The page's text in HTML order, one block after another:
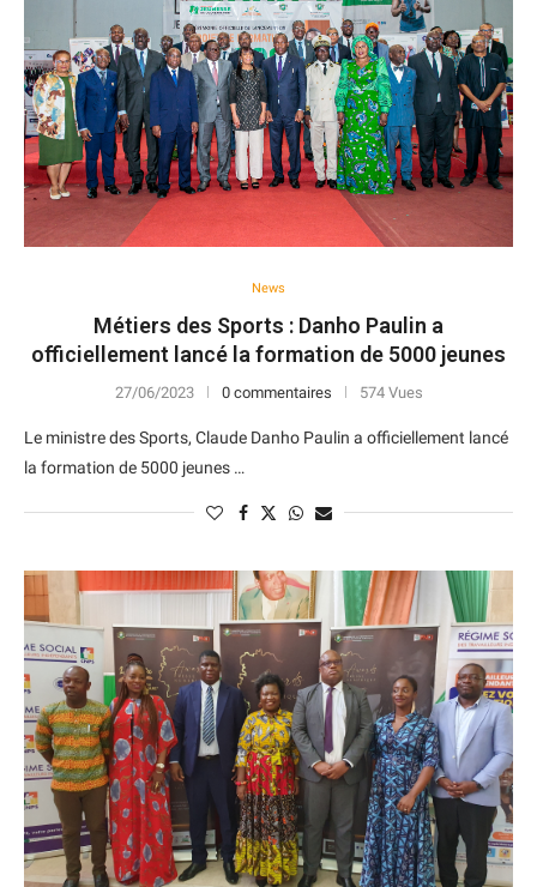
News
Métiers des Sports : Danho Paulin a
officiellement lancé la formation de 5000 jeunes
27/06/2023 0 commentaires 574 Vues
Le ministre des Sports, Claude Danho Paulin a officiellement lancé
la formation de 5000 jeunes …